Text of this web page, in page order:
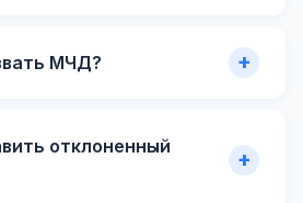
МЧД?
отклоненный